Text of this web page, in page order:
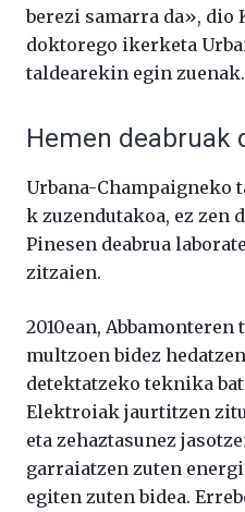
berezi samarra da», dio
doktorego ikerketa
taldearekin egin zuenak.
Hemen deabruak
Urbana-Champaigneko
k zuzendutakoa, ez zen
Pinesen deabrua
zitzaien.
2010ean,
multzoen bidez
detektatzeko teknika
Elektroiak jaurtitzen
eta zehaztasunez
garraiatzen zuten
egiten zuten bidea.